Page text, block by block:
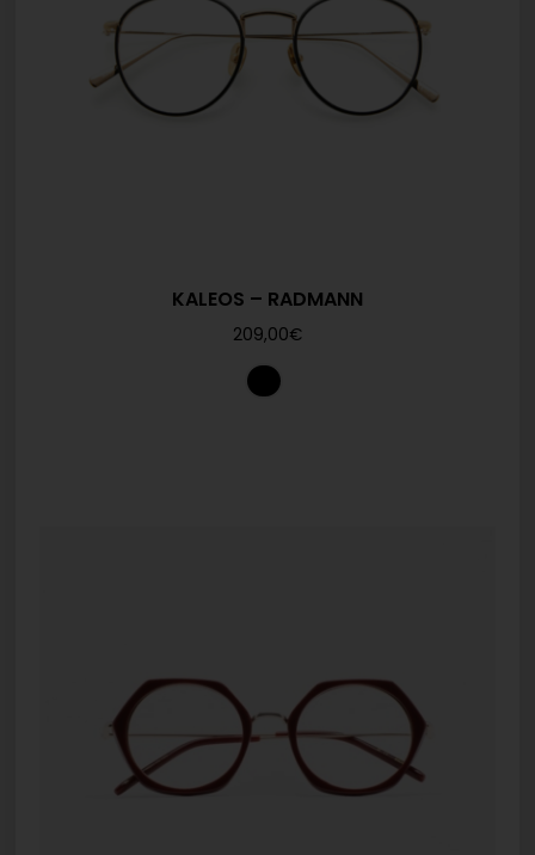
KALEOS – RADMANN
209,00€